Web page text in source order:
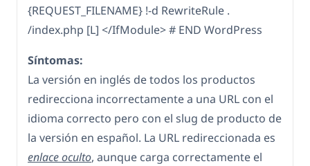
{REQUEST_FILENAME} !-d RewriteRule .
/index.php [L] </IfModule> # END WordPress
Síntomas:
La versión en inglés de todos los productos
redirecciona incorrectamente a una URL con el
idioma correcto pero con el slug de producto de
la versión en español. La URL redireccionada es
enlace oculto, aunque carga correctamente el